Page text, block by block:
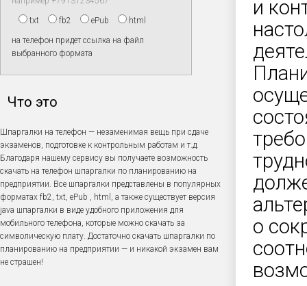
txt fb2 ePub html
на телефон придет ссылка на файл
выбранного формата
Что это
Шпаргалки на телефон — незаменимая вещь при сдаче
экзаменов, подготовке к контрольным работам и т.д.
Благодаря нашему сервису вы получаете возможность
скачать на телефон шпаргалки по планированию на
предприятии. Все шпаргалки представлены в популярных
форматах fb2, txt, ePub , html, а также существует версия
java шпаргалки в виде удобного приложения для
мобильного телефона, которые можно скачать за
символическую плату. Достаточно скачать шпаргалки по
планированию на предприятии — и никакой экзамен вам
не страшен!
и
о